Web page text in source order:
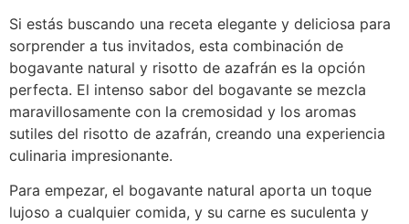
Si estás buscando una receta elegante y deliciosa para
sorprender a tus invitados, esta combinación de
bogavante natural y risotto de azafrán es la opción
perfecta. El intenso sabor del bogavante se mezcla
maravillosamente con la cremosidad y los aromas
sutiles del risotto de azafrán, creando una experiencia
culinaria impresionante.
Para empezar, el bogavante natural aporta un toque
lujoso a cualquier comida, y su carne es suculenta y